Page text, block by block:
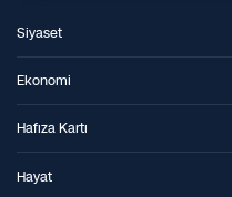
Siyaset
Ekonomi
Hafıza Kartı
Hayat